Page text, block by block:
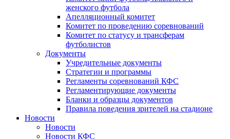
женского футбола
Апелляционный комитет
Комитет по проведению соревнований
Комитет по статусу и трансферам
футболистов
Документы
Учредительные документы
Стратегии и программы
Регламенты соревнований КФС
Регламентирующие документы
Бланки и образцы документов
Правила поведения зрителей на стадионе
Новости
Новости
Новости КФС